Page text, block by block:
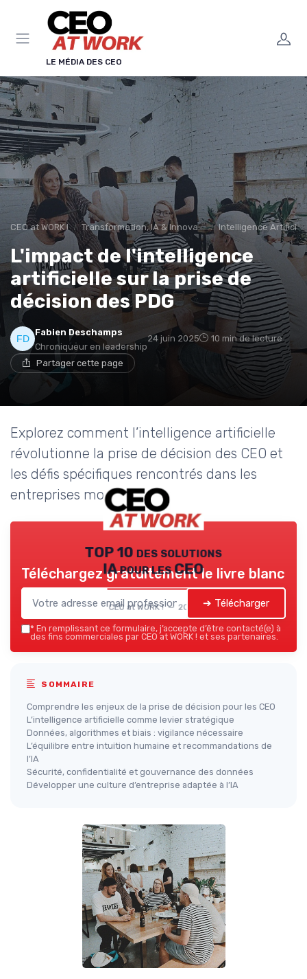
LE MÉDIA DES CEO
CEO at WORK ! Transformation, IA & Innovation Intelligence
L'impact de l'intelligence
artificielle sur la prise de
décision des PDG
Fabien Deschamps
Chroniqueur en leadership
24 juin 2025 10 min de lecture
Partager cette page
Explorez comment l’intelligence artificielle
révolutionne la prise de décision des CEO et
les défis spécifiques rencontrés dans les
entreprises modernes.
TOP 10 des solutions
IA pour les CEO
CEO at WORK ! — 2026
Téléchargez gratuitement le livre blanc
➔ Télécharger
* En remplissant ce formulaire, j’accepte d’être contacté(e) à
des fins commerciales par CEO at WORK ! et ses partenaires.
SOMMAIRE
Comprendre les enjeux de la prise de décision pour les CEO
L’intelligence artificielle comme levier stratégique
Données, algorithmes et biais : vigilance nécessaire
L’équilibre entre intuition humaine et recommandations de
l’IA
Sécurité, confidentialité et gouvernance des données
Développer une culture d’entreprise adaptée à l’IA
Panneau de gestion des cookies